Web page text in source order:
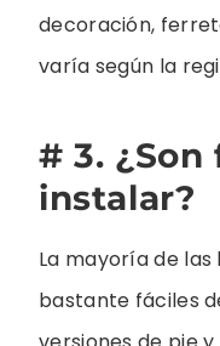
decoración,
varía según la
# 3. ¿Son
instalar?
La mayoría de
bastante fáciles